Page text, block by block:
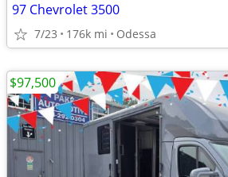
97 Chevrolet 3500
7/23 176k mi Odessa
$97,500